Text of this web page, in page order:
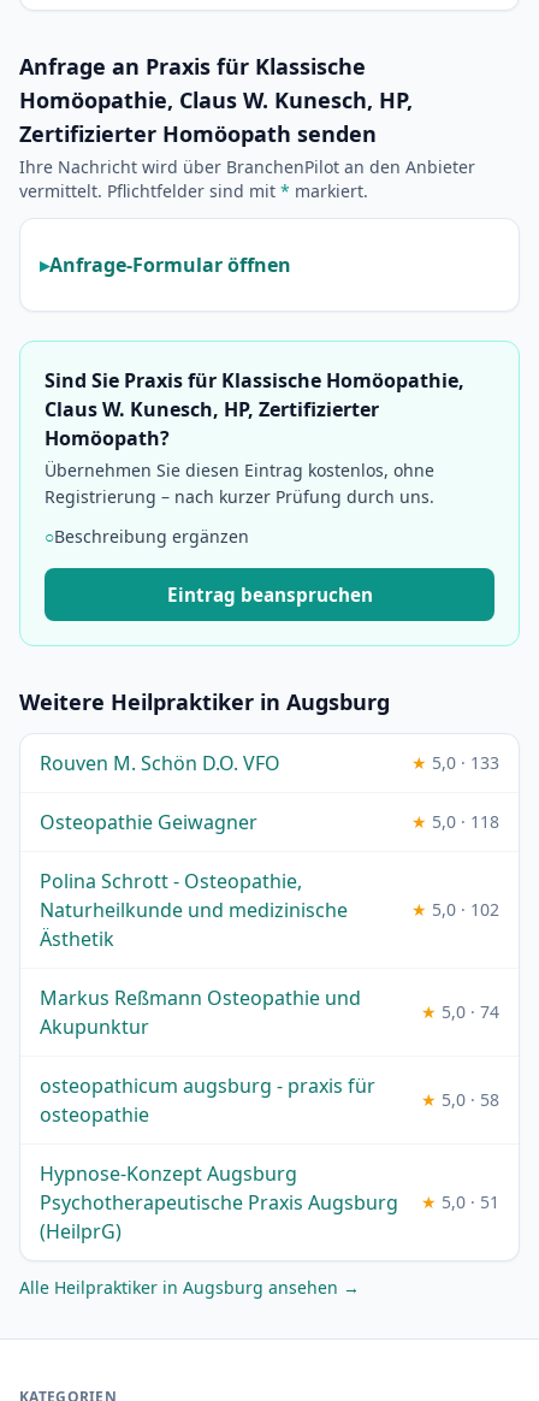
Anfrage an Praxis für Klassische
Homöopathie, Claus W. Kunesch, HP,
Zertifizierter Homöopath senden
Ihre Nachricht wird über BranchenPilot an den Anbieter
vermittelt. Pflichtfelder sind mit * markiert.
Anfrage-Formular öffnen
Sind Sie Praxis für Klassische Homöopathie,
Claus W. Kunesch, HP, Zertifizierter
Homöopath?
Übernehmen Sie diesen Eintrag kostenlos, ohne
Registrierung – nach kurzer Prüfung durch uns.
○Beschreibung ergänzen
Eintrag beanspruchen
Weitere Heilpraktiker in Augsburg
Rouven M. Schön D.O. VFO ★ 5,0 · 133
Osteopathie Geiwagner ★ 5,0 · 118
Polina Schrott - Osteopathie,
Naturheilkunde und medizinische
Ästhetik
★ 5,0 · 102
Markus Reßmann Osteopathie und
Akupunktur
★ 5,0 · 74
osteopathicum augsburg - praxis für
osteopathie
★ 5,0 · 58
Hypnose-Konzept Augsburg
Psychotherapeutische Praxis Augsburg
(HeilprG)
★ 5,0 · 51
Alle Heilpraktiker in Augsburg ansehen →
KATEGORIEN